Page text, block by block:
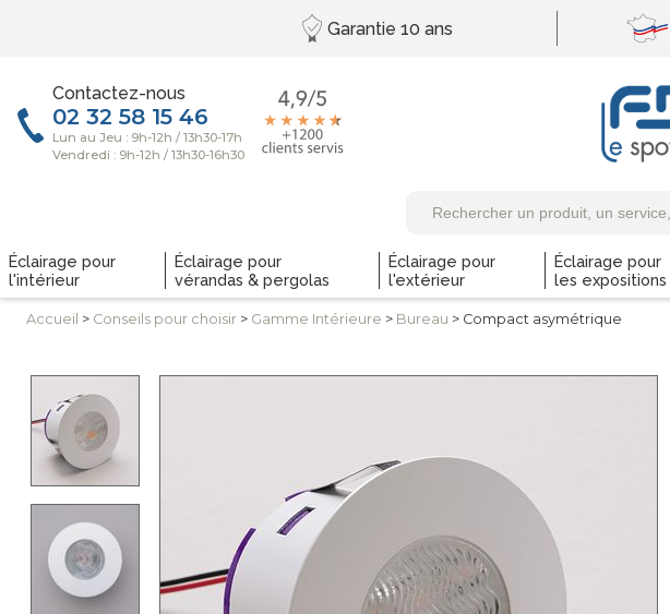
Garantie 10 ans
Contactez-nous
Éclairage pour
l'intérieur
Éclairage pour
vérandas & pergolas
Éclairage pour
l'extérieur
Éclairage pour
les expositions
Accueil > Conseils pour choisir > Gamme Intérieure > Bureau > Compact asymétrique